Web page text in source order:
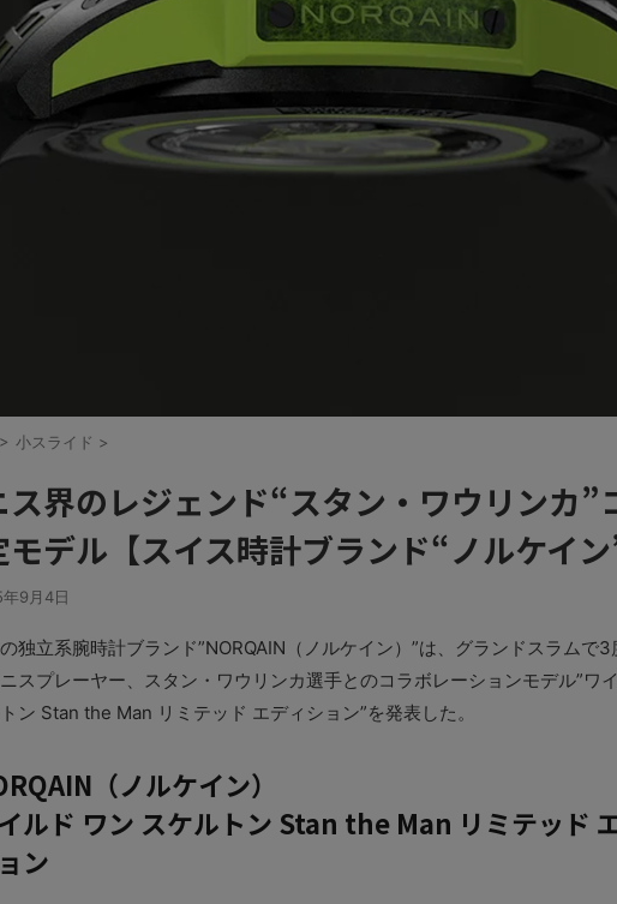
> 小スライド >
ス界のレジェンド“スタン・ワウリンカ”
モデル【スイス時計ブランド“ノルケイン
9月4日
独立系腕時計ブランド”NORQAIN（ノルケイン）”は、グランドスラムで3
スプレーヤー、スタン・ワウリンカ選手とのコラボレーションモデル”ワ
ン Stan the Man リミテッド エディション”を発表した。
（ノルケイン）
ルド ワン スケルトン Stan the Man リミテッド
ン